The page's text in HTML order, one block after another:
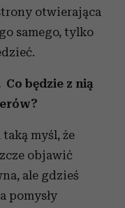
otwierająca
samego, tylko
będzie z nią
taką myśl, że
objawić
ale gdzieś
pomysły